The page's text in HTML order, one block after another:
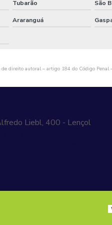
Pintura eletrostática a pó em sc
Pintura eletrostática a pó
Pintura eletrostática a pó para
Pintura eletrostática a pó preço
Pintura eletrostática a pó valor
Pintura eletrostática para
Pintura eletrostática para
Tubarão São
Araranguá
direito autoral – artigo 184 do Código Penal
Liebl, 400 - Lençol